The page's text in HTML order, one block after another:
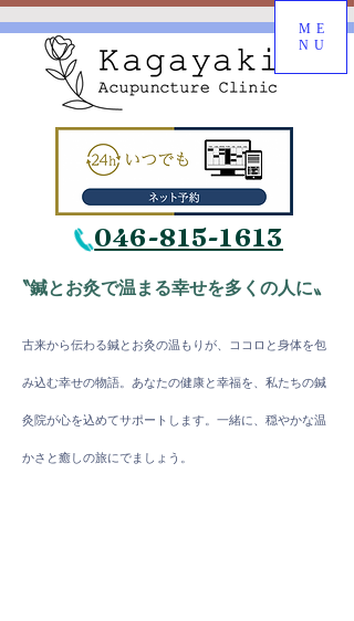
ME
NU
046-815-1613
〝鍼とお灸で温まる幸せを多くの人に〟
古来から伝わる鍼とお灸の温もりが、ココロと身体を包
み込む幸せの物語。 ​あなたの健康と幸福を、私たちの鍼
灸院が心を込めてサポートします。一緒に、穏やかな温
かさと癒しの旅にでましょう。